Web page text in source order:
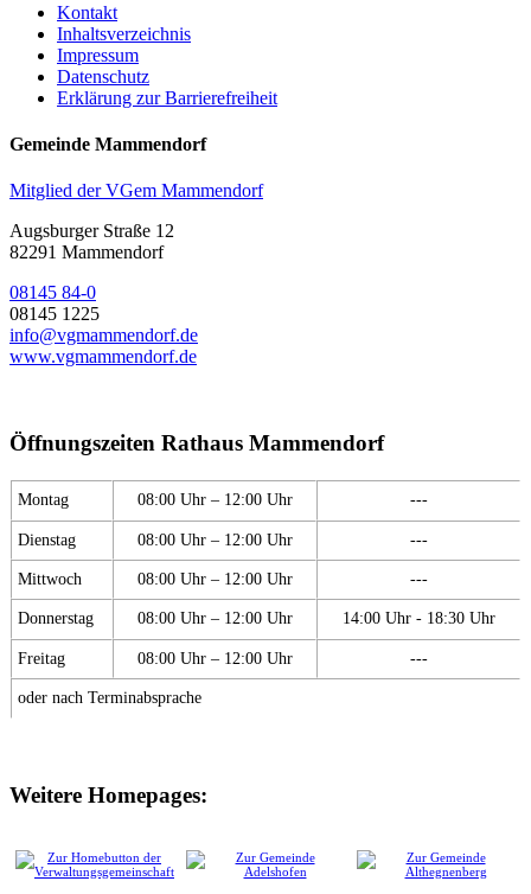
Kontakt
Inhaltsverzeichnis
Impressum
Datenschutz
Erklärung zur Barrierefreiheit
Gemeinde Mammendorf
Mitglied der VGem Mammendorf
Augsburger Straße 12
82291 Mammendorf
08145 84-0
08145 1225
info@vgmammendorf.de
www.vgmammendorf.de
Öffnungszeiten Rathaus Mammendorf
Montag 08:00 Uhr – 12:00 Uhr ---
Dienstag 08:00 Uhr – 12:00 Uhr ---
Mittwoch 08:00 Uhr – 12:00 Uhr ---
Donnerstag 08:00 Uhr – 12:00 Uhr 14:00 Uhr - 18:30 Uhr
Freitag 08:00 Uhr – 12:00 Uhr ---
oder nach Terminabsprache
Weitere Homepages: